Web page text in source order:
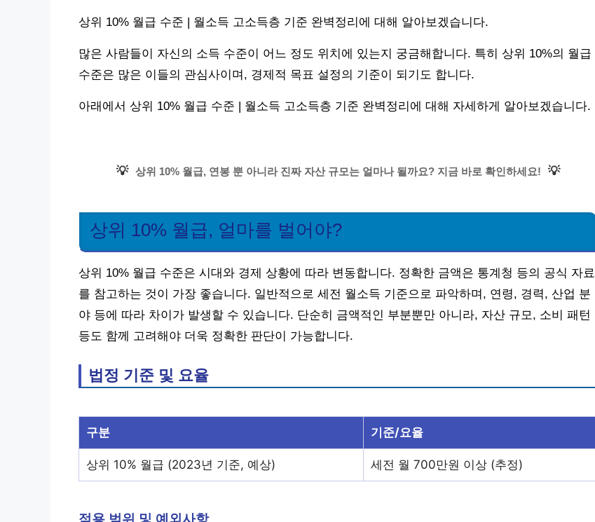
상위 10% 월급 수준 | 월소득 고소득층 기준 완벽정리에 대해 알아보겠습니다.
많은 사람들이 자신의 소득 수준이 어느 정도 위치에 있는지 궁금해합니다. 특히 상위 10%의 월급
수준은 많은 이들의 관심사이며, 경제적 목표 설정의 기준이 되기도 합니다.
아래에서 상위 10% 월급 수준 | 월소득 고소득층 기준 완벽정리에 대해 자세하게 알아보겠습니다.
💡 상위 10% 월급, 연봉 뿐 아니라 진짜 자산 규모는 얼마나 될까요? 지금 바로 확인하세요! 💡
상위 10% 월급, 얼마를 벌어야?
상위 10% 월급 수준은 시대와 경제 상황에 따라 변동합니다. 정확한 금액은 통계청 등의 공식 자료
를 참고하는 것이 가장 좋습니다. 일반적으로 세전 월소득 기준으로 파악하며, 연령, 경력, 산업 분
야 등에 따라 차이가 발생할 수 있습니다. 단순히 금액적인 부분뿐만 아니라, 자산 규모, 소비 패턴
등도 함께 고려해야 더욱 정확한 판단이 가능합니다.
법정 기준 및 요율
구분 기준/요율
상위 10% 월급 (2023년 기준, 예상) 세전 월 700만원 이상 (추정)
적용 범위 및 예외사항